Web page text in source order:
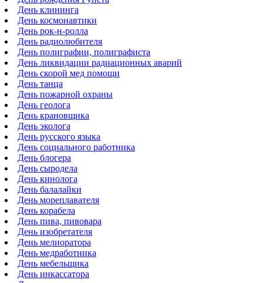
День клининга
День космонавтики
День рок-н-ролла
День радиолюбителя
День полиграфии, полиграфиста
День ликвидации радиационных аварий
День скорой мед помощи
День танца
День пожарной охраны
День геолога
День крановщика
День эколога
День русского языка
День социального работника
День блогера
День сыродела
День кинолога
День балалайки
День мореплавателя
День корабела
День пива, пивовара
День изобретателя
День мелиоратора
День медработника
День мебельщика
День инкассатора